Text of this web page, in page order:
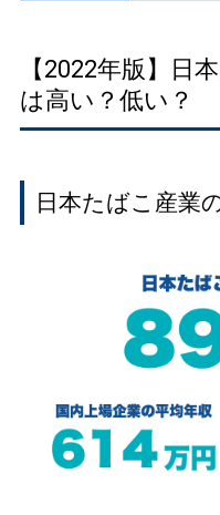
【2022年版】日
は高い？低い？
日本たばこ産業